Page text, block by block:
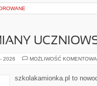
2026 MOŻLIWOŚĆ
szkolakamionka.pl to